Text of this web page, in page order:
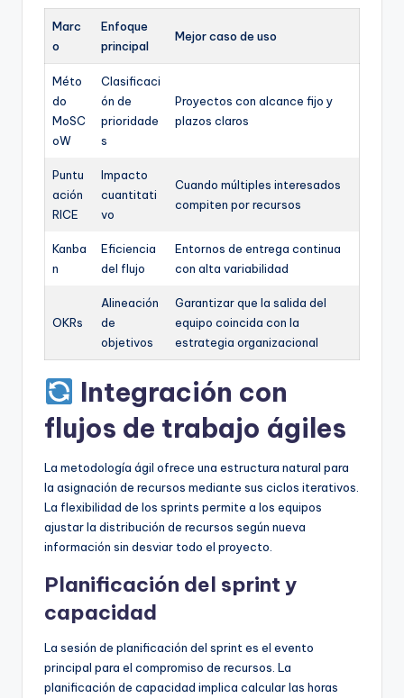
Marc
o
Enfoque
principal
Mejor caso de uso
Méto
do
MoSC
oW
Clasificaci
ón de
prioridade
s
Proyectos con alcance fijo y
plazos claros
Puntu
ación
RICE
Impacto
cuantitati
vo
Cuando múltiples interesados
compiten por recursos
Kanba
n
Eficiencia
del flujo
Entornos de entrega continua
con alta variabilidad
OKRs
Alineación
de
objetivos
Garantizar que la salida del
equipo coincida con la
estrategia organizacional
Integración con
flujos de trabajo ágiles
La metodología ágil ofrece una estructura natural para
la asignación de recursos mediante sus ciclos iterativos.
La flexibilidad de los sprints permite a los equipos
ajustar la distribución de recursos según nueva
información sin desviar todo el proyecto.
Planificación del sprint y
capacidad
La sesión de planificación del sprint es el evento
principal para el compromiso de recursos. La
planificación de capacidad implica calcular las horas